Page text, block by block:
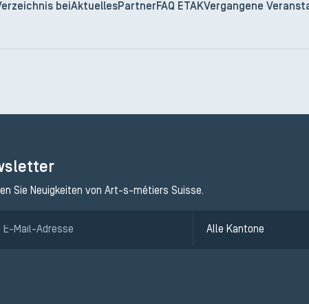
bei AktuellesPartner FAQ ETAKVergangene
Sie Neuigkeiten von Art-s-métiers Suisse.